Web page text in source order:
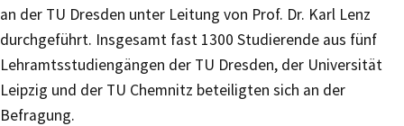
an der TU Dresden unter Leitung von Prof. Dr. Karl Lenz
durchgeführt. Insgesamt fast 1300 Studierende aus fünf
Lehramtsstudiengängen der TU Dresden, der Universität
Leipzig und der TU Chemnitz beteiligten sich an der
Befragung.